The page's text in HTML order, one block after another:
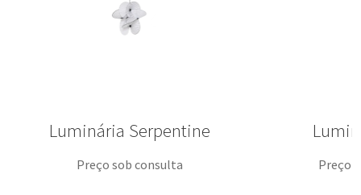
Luminária Serpentine
Preço sob consulta Preço